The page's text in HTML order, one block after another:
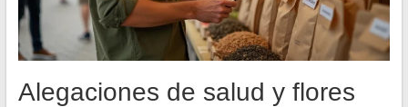
Alegaciones de salud y flores